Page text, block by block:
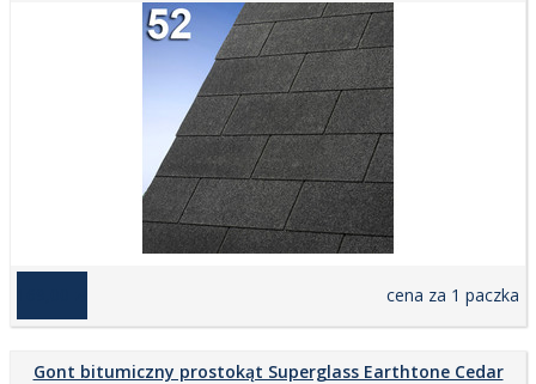
cena za 1 paczka
Gont bitumiczny prostokąt Superglass Earthtone Cedar